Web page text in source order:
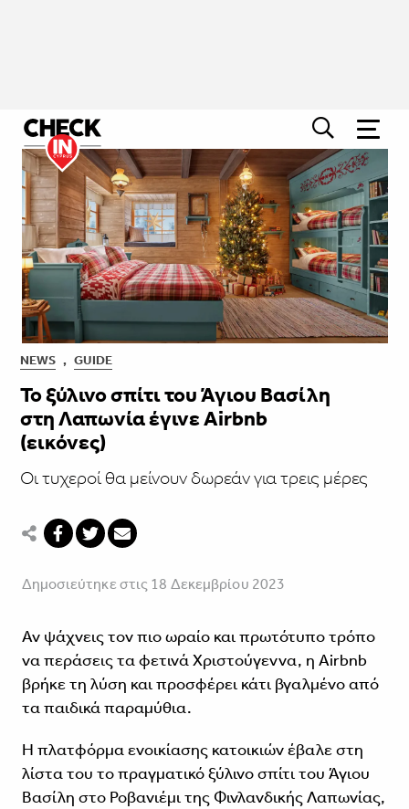
NEWS , GUIDE
Το ξύλινο σπίτι του Άγιου Βασίλη
στη Λαπωνία έγινε Airbnb
(εικόνες)
Οι τυχεροί θα μείνουν δωρεάν για τρεις μέρες
Δημοσιεύτηκε στις 18 Δεκεμβρίου 2023
Αν ψάχνεις τον πιο ωραίο και πρωτότυπο τρόπο
να περάσεις τα φετινά Χριστούγεννα, η Airbnb
βρήκε τη λύση και προσφέρει κάτι βγαλμένο από
τα παιδικά παραμύθια.
Η πλατφόρμα ενοικίασης κατοικιών έβαλε στη
λίστα του το πραγματικό ξύλινο σπίτι του Άγιου
Βασίλη στο Ροβανιέμι της Φινλανδικής Λαπωνίας,